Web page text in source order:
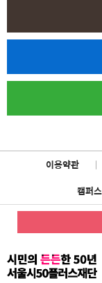
이용약관 |
캠퍼